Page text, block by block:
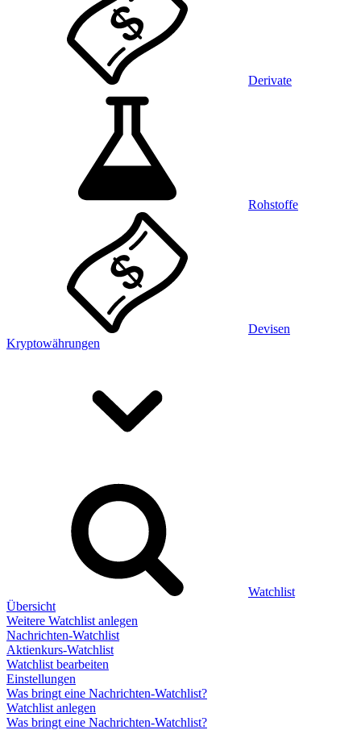
Derivate
Rohstoffe
Devisen
Kryptowährungen
Watchlist
Übersicht
Weitere Watchlist anlegen
Nachrichten-Watchlist
Aktienkurs-Watchlist
Watchlist bearbeiten
Einstellungen
Was bringt eine Nachrichten-Watchlist?
Watchlist anlegen
Was bringt eine Nachrichten-Watchlist?